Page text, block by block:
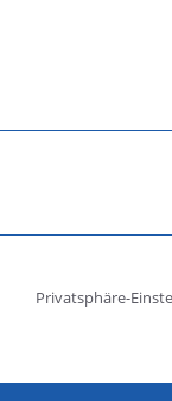
Privatsphäre-